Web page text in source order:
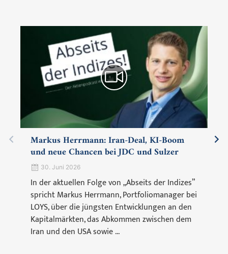
Markus Herrmann: Iran-Deal, KI-Boom
und neue Chancen bei JDC und Sulzer
30. Juni 2026
In der aktuellen Folge von „Abseits der Indizes”
spricht Markus Herrmann, Portfoliomanager bei
LOYS, über die jüngsten Entwicklungen an den
Kapitalmärkten, das Abkommen zwischen dem
Iran und den USA sowie ...